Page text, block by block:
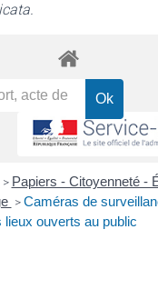
> Papiers - Citoyenneté -
> Caméras de
lieux ouverts au public